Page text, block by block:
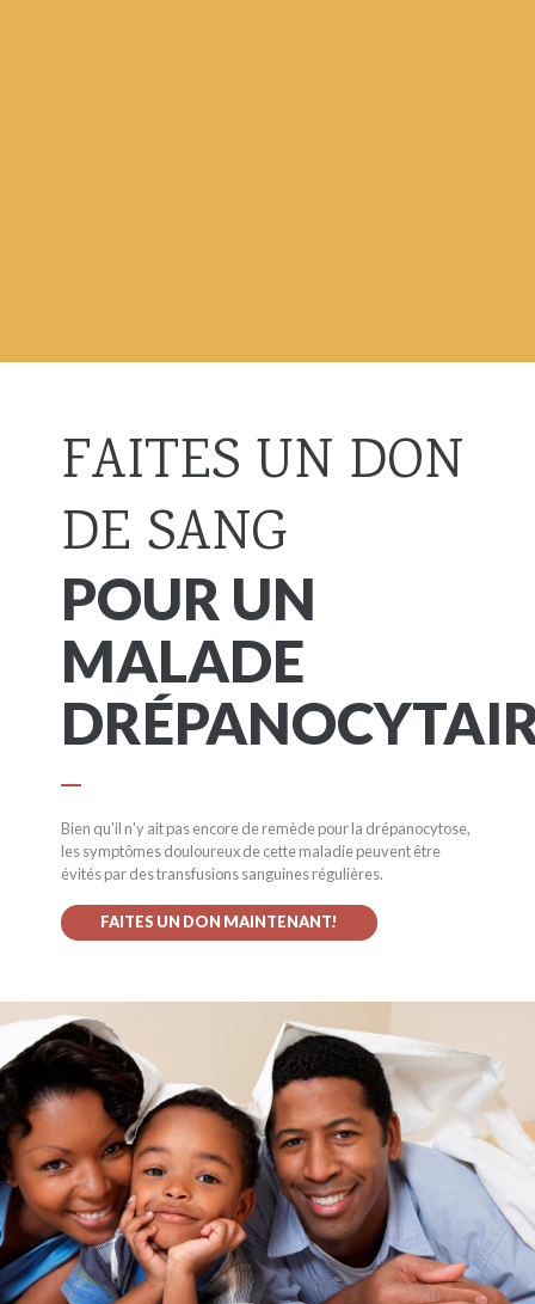
FAITES UN DON
DE SANG
POUR UN
MALADE
Bien qu'il n'y ait pas encore de remède pour la drépanocytose,
les symptômes douloureux de cette maladie peuvent être
évités par des transfusions sanguines régulières.
FAITES UN DON MAINTENANT!